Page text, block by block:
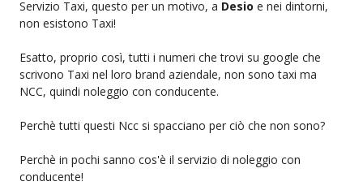
Servizio Taxi, questo per un motivo, a Desio e nei dintorni,
non esistono Taxi!
Esatto, proprio così, tutti i numeri che trovi su google che
scrivono Taxi nel loro brand aziendale, non sono taxi ma
NCC, quindi noleggio con conducente.
Perchè tutti questi Ncc si spacciano per ciò che non sono?
Perchè in pochi sanno cos'è il servizio di noleggio con
conducente!